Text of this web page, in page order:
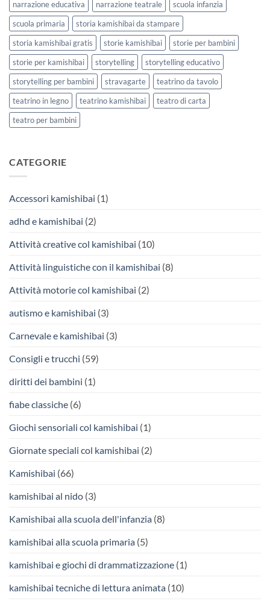
narrazione educativa
narrazione teatrale
scuola infanzia
scuola primaria
storia kamishibai da stampare
storia kamishibai gratis
storie kamishibai
storie per bambini
storie per kamishibai
storytelling
storytelling educativo
storytelling per bambini
stravagarte
teatrino da tavolo
teatrino in legno
teatrino kamishibai
teatro di carta
teatro per bambini
CATEGORIE
Accessori kamishibai (1)
adhd e kamishibai (2)
Attività creative col kamishibai (10)
Attività linguistiche con il kamishibai (8)
Attività motorie col kamishibai (2)
autismo e kamishibai (3)
Carnevale e kamishibai (3)
Consigli e trucchi (59)
diritti dei bambini (1)
fiabe classiche (6)
Giochi sensoriali col kamishibai (1)
Giornate speciali col kamishibai (2)
Kamishibai (66)
kamishibai al nido (3)
Kamishibai alla scuola dell'infanzia (8)
kamishibai alla scuola primaria (5)
kamishibai e giochi di drammatizzazione (1)
kamishibai tecniche di lettura animata (10)